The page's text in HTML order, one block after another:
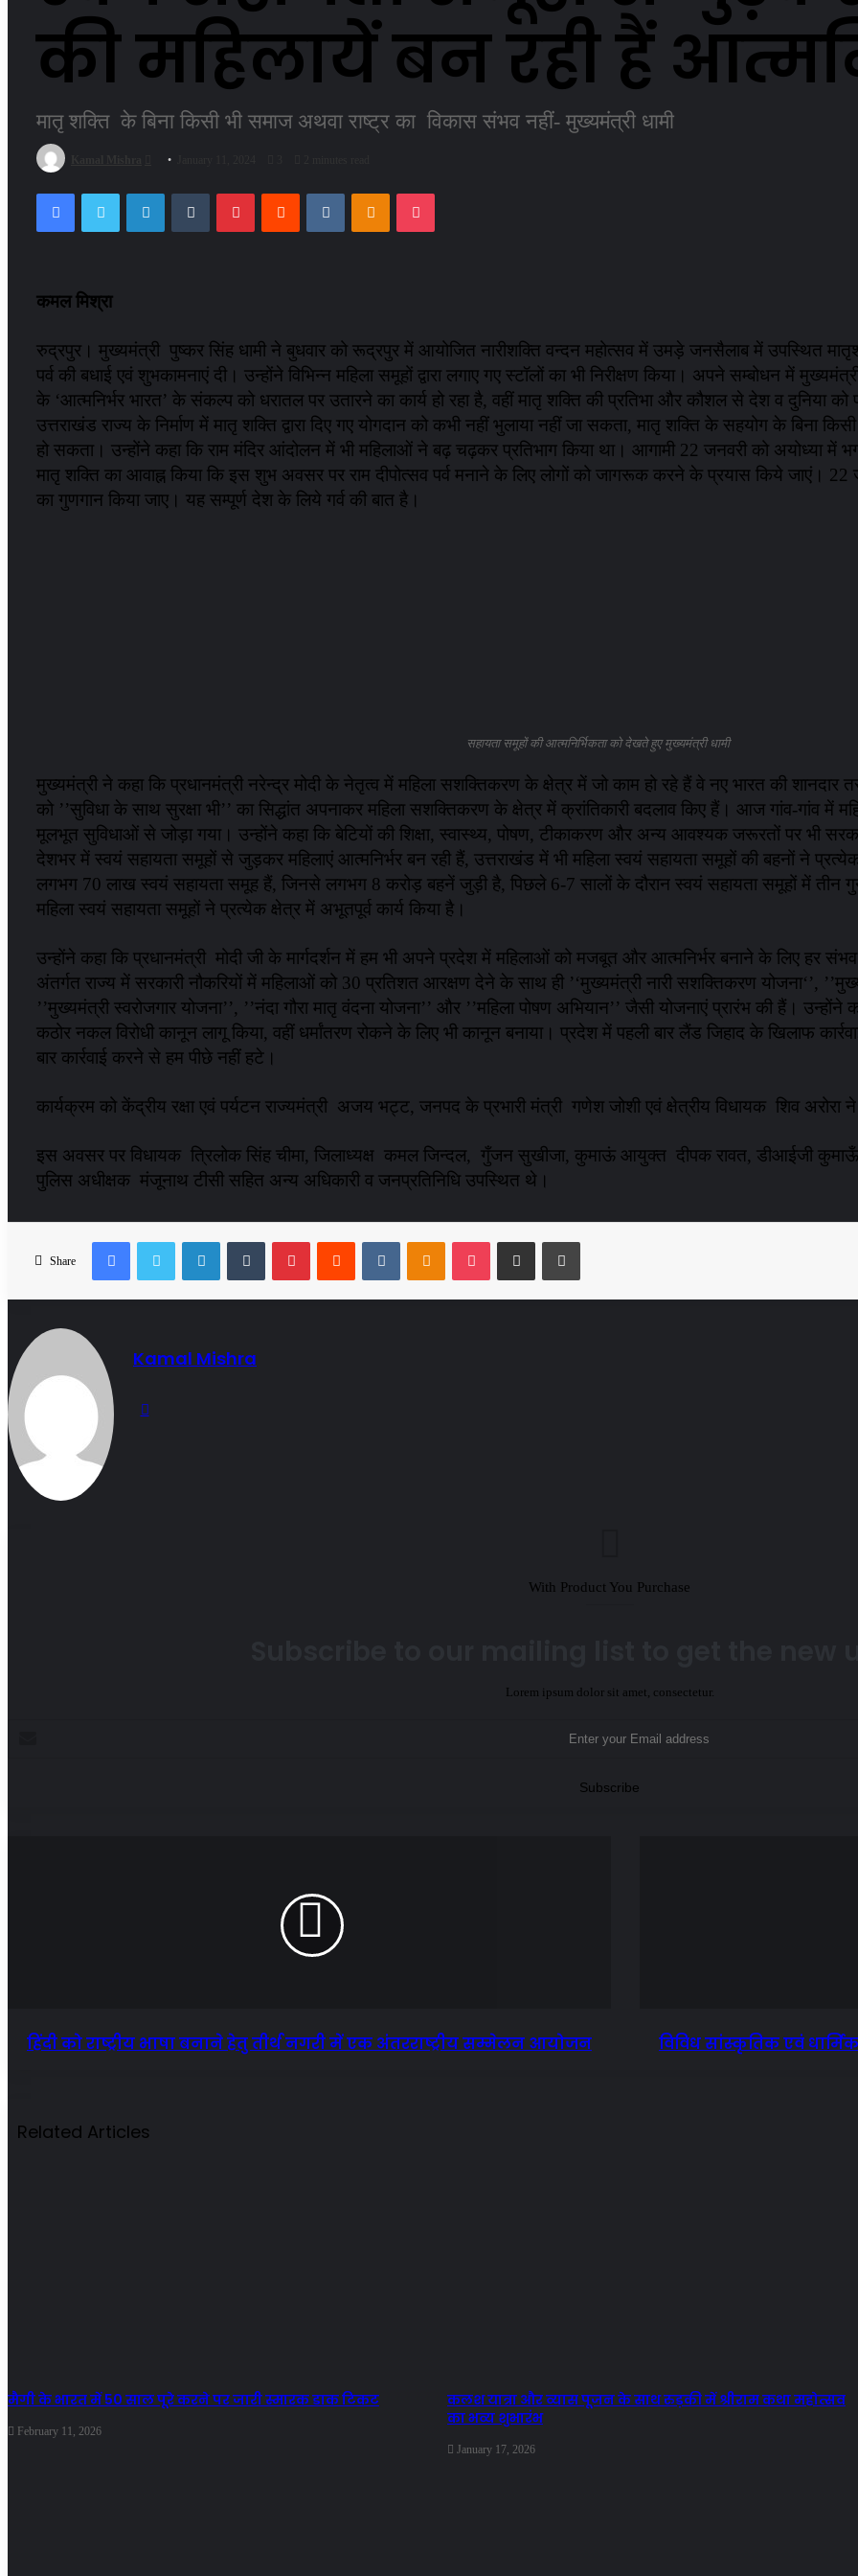
की महिलायें बन रही हैं
मातृ शक्ति के बिना किसी भी समाज अथवा राष्ट्र का विकास संभव नहीं- मुख्यमंत्री धामी
Send
FacebookTwitter LinkedInTumblr PinterestReddit VKontakteOdnoklassniki
Pocket
कमल मिश्रा
रुद्रपुर। मुख्यमंत्री पुष्कर सिंह धामी ने बुधवार को रूद्रपुर में आयोजित नारीशक्ति वन्दन महोत्सव में उमड़े जनसैलाब में उपस्थित
पर्व की बधाई एवं शुभकामनाएं दी। उन्होंने विभिन्न महिला समूहों द्वारा लगाए गए स्टॉलों का भी निरीक्षण किया। अपने सम्बोधन में
के ‘आत्मनिर्भर भारत’ के संकल्प को धरातल पर उतारने का कार्य हो रहा है, वहीं मातृ शक्ति की प्रतिभा और कौशल से देश व दुनिया को
उत्तराखंड राज्य के निर्माण में मातृ शक्ति द्वारा दिए गए योगदान को कभी नहीं भुलाया नहीं जा सकता, मातृ शक्ति के सहयोग के बिना
हो सकता। उन्होंने कहा कि राम मंदिर आंदोलन में भी महिलाओं ने बढ़ चढ़कर प्रतिभाग किया था। आगामी 22 जनवरी को अयोध्या में
मातृ शक्ति का आवाह्न किया कि इस शुभ अवसर पर राम दीपोत्सव पर्व मनाने के लिए लोगों को जागरूक करने के प्रयास किये जाएं। 22
का गुणगान किया जाए। यह सम्पूर्ण देश के लिये गर्व की बात है।
सहायता समूहों की आत्मनिर्भिकता को देखते हुए मुख्यमंत्री धामी
मुख्यमंत्री ने कहा कि प्रधानमंत्री नरेन्द्र मोदी के नेतृत्व में महिला सशक्तिकरण के क्षेत्र में जो काम हो रहे हैं वे नए भारत की शानदार
को ’’सुविधा के साथ सुरक्षा भी’’ का सिद्धांत अपनाकर महिला सशक्तिकरण के क्षेत्र में क्रांतिकारी बदलाव किए हैं। आज गांव-गांव में
मूलभूत सुविधाओं से जोड़ा गया। उन्होंने कहा कि बेटियों की शिक्षा, स्वास्थ्य, पोषण, टीकाकरण और अन्य आवश्यक जरूरतों पर भी
देशभर में स्वयं सहायता समूहों से जुड़कर महिलाएं आत्मनिर्भर बन रही हैं, उत्तराखंड में भी महिला स्वयं सहायता समूहों की बहनों ने
लगभग 70 लाख स्वयं सहायता समूह हैं, जिनसे लगभग 8 करोड़ बहनें जुड़ी है, पिछले 6-7 सालों के दौरान स्वयं सहायता समूहों में तीन
महिला स्वयं सहायता समूहों ने प्रत्येक क्षेत्र में अभूतपूर्व कार्य किया है।
उन्होंने कहा कि प्रधानमंत्री मोदी जी के मार्गदर्शन में हम भी अपने प्रदेश में महिलाओं को मजबूत और आत्मनिर्भर बनाने के लिए हर
अंतर्गत राज्य में सरकारी नौकरियों में महिलाओं को 30 प्रतिशत आरक्षण देने के साथ ही ’‘मुख्यमंत्री नारी सशक्तिकरण योजना‘’,
’’मुख्यमंत्री स्वरोजगार योजना’’, ’’नंदा गौरा मातृ वंदना योजना’’ और ’’महिला पोषण अभियान’’ जैसी योजनाएं प्रारंभ की हैं।
कठोर नकल विरोधी कानून लागू किया, वहीं धर्मांतरण रोकने के लिए भी कानून बनाया। प्रदेश में पहली बार लैंड जिहाद के खिलाफ
बार कार्रवाई करने से हम पीछे नहीं हटे।
कार्यक्रम को केंद्रीय रक्षा एवं पर्यटन राज्यमंत्री अजय भट्ट, जनपद के प्रभारी मंत्री गणेश जोशी एवं क्षेत्रीय विधायक शिव अरोरा ने
इस अवसर पर विधायक त्रिलोक सिंह चीमा, जिलाध्यक्ष कमल जिन्दल, गुँजन सुखीजा, कुमाऊं आयुक्त दीपक रावत, डीआईजी कुमाऊँ
पुलिस अधीक्षक मंजूनाथ टीसी सहित अन्य अधिकारी व जनप्रतिनिधि उपस्थित थे।
Share
FacebookTwitter LinkedInTumblr PinterestReddit VKontakteOdnoklassniki
Pocket Share via Email Print
Kamal Mishra
Website
With Product You Purchase
Lorem ipsum dolor sit amet, consectetur.
हिंदी को राष्ट्रीय भाषा बनाने हेतु तीर्थ नगरी में एक अंतरराष्ट्रीय सम्मेलन आयोजन विविध सांस्कृतिक एवं
Related Articles
मैगी के भारत में 50 साल पूरे करने पर जारी स्मारक डाक टिकट
February 11, 2026
कलश यात्रा और व्यास पूजन के साथ रुड़की में श्रीराम कथा महोत्सव
का भव्य शुभारंभ
January 17, 2026